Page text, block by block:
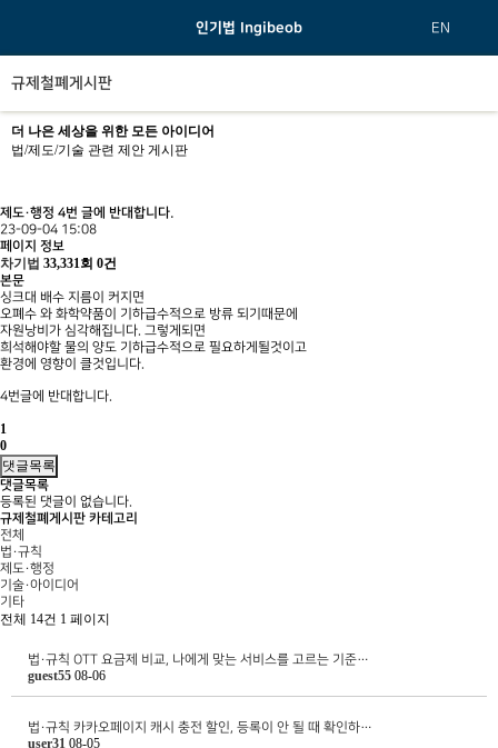
인기법 Ingibeob EN
규제철폐게시판
더 나은 세상을 위한 모든 아이디어
법/제도/기술 관련 제안 게시판
제도·행정 4번 글에 반대합니다.
23-09-04 15:08
페이지 정보
차기법 33,331회 0건
본문
싱크대 배수 지름이 커지면
오폐수 와 화학약품이 기하급수적으로 방류 되기때문에
자원낭비가 심각해집니다. 그렇게되면
희석해야할 물의 양도 기하급수적으로 필요하게될것이고
환경에 영향이 클것입니다.
4번글에 반대합니다.
1
0
댓글목록
댓글목록
등록된 댓글이 없습니다.
규제철폐게시판 카테고리
전체
법·규칙
제도·행정
기술·아이디어
기타
전체 14건 1 페이지
법·규칙 OTT 요금제 비교, 나에게 맞는 서비스를 고르는 기준…
guest55 08-06
법·규칙 카카오페이지 캐시 충전 할인, 등록이 안 될 때 확인하…
user31 08-05